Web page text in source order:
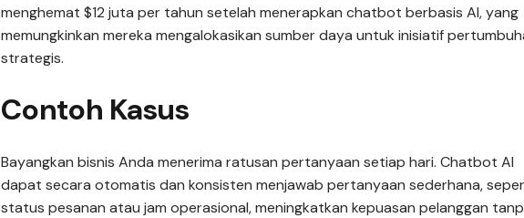
menghemat $12 juta per tahun setelah menerapkan chatbot berbasis AI, yang
memungkinkan mereka mengalokasikan sumber daya untuk inisiatif
strategis.
Contoh Kasus
Bayangkan bisnis Anda menerima ratusan pertanyaan setiap hari. Chatbot AI
dapat secara otomatis dan konsisten menjawab pertanyaan sederhana,
status pesanan atau jam operasional, meningkatkan kepuasan pelanggan